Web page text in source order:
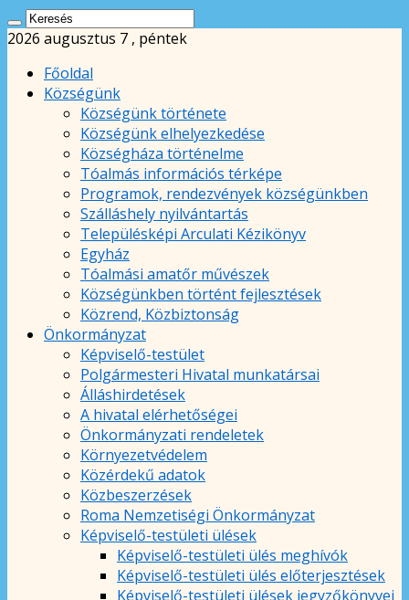
2026 augusztus 7 , péntek
Főoldal
Községünk
Községünk története
Községünk elhelyezkedése
Községháza történelme
Tóalmás információs térképe
Programok, rendezvények községünkben
Szálláshely nyilvántartás
Településképi Arculati Kézikönyv
Egyház
Tóalmási amatőr művészek
Községünkben történt fejlesztések
Közrend, Közbiztonság
Önkormányzat
Képviselő-testület
Polgármesteri Hivatal munkatársai
Álláshirdetések
A hivatal elérhetőségei
Önkormányzati rendeletek
Környezetvédelem
Közérdekű adatok
Közbeszerzések
Roma Nemzetiségi Önkormányzat
Képviselő-testületi ülések
Képviselő-testületi ülés meghívók
Képviselő-testületi ülés előterjesztések
Képviselő-testületi ülések jegyzőkönyvei